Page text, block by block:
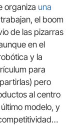
organiza una
el boom
de las pizarras
en el
y la
para
pero
al centro
modelo, y